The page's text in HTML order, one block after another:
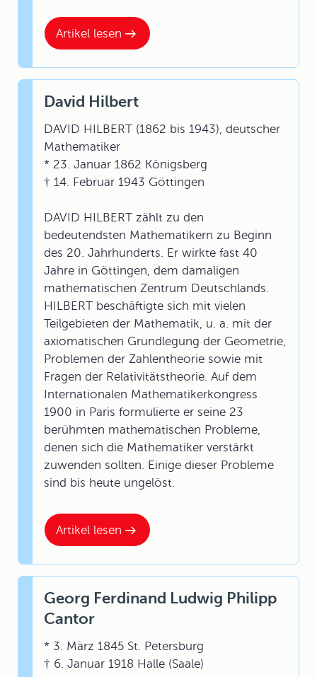
Artikel lesen
Artikel lesen
David Hilbert
DAVID HILBERT (1862 bis 1943), deutscher
Mathematiker
* 23. Januar 1862 Königsberg
† 14. Februar 1943 Göttingen
DAVID HILBERT zählt zu den
bedeutendsten Mathematikern zu Beginn
des 20. Jahrhunderts. Er wirkte fast 40
Jahre in Göttingen, dem damaligen
mathematischen Zentrum Deutschlands.
HILBERT beschäftigte sich mit vielen
Teilgebieten der Mathematik, u. a. mit der
axiomatischen Grundlegung der Geometrie,
Problemen der Zahlentheorie sowie mit
Fragen der Relativitätstheorie. Auf dem
Internationalen Mathematikerkongress
1900 in Paris formulierte er seine 23
berühmten mathematischen Probleme,
denen sich die Mathematiker verstärkt
zuwenden sollten. Einige dieser Probleme
sind bis heute ungelöst.
Georg Ferdinand Ludwig Philipp
Cantor
* 3. März 1845 St. Petersburg
† 6. Januar 1918 Halle (Saale)